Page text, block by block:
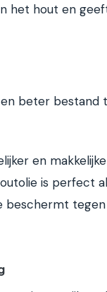
het hout en
beter bestand
en
is perfect
beschermt